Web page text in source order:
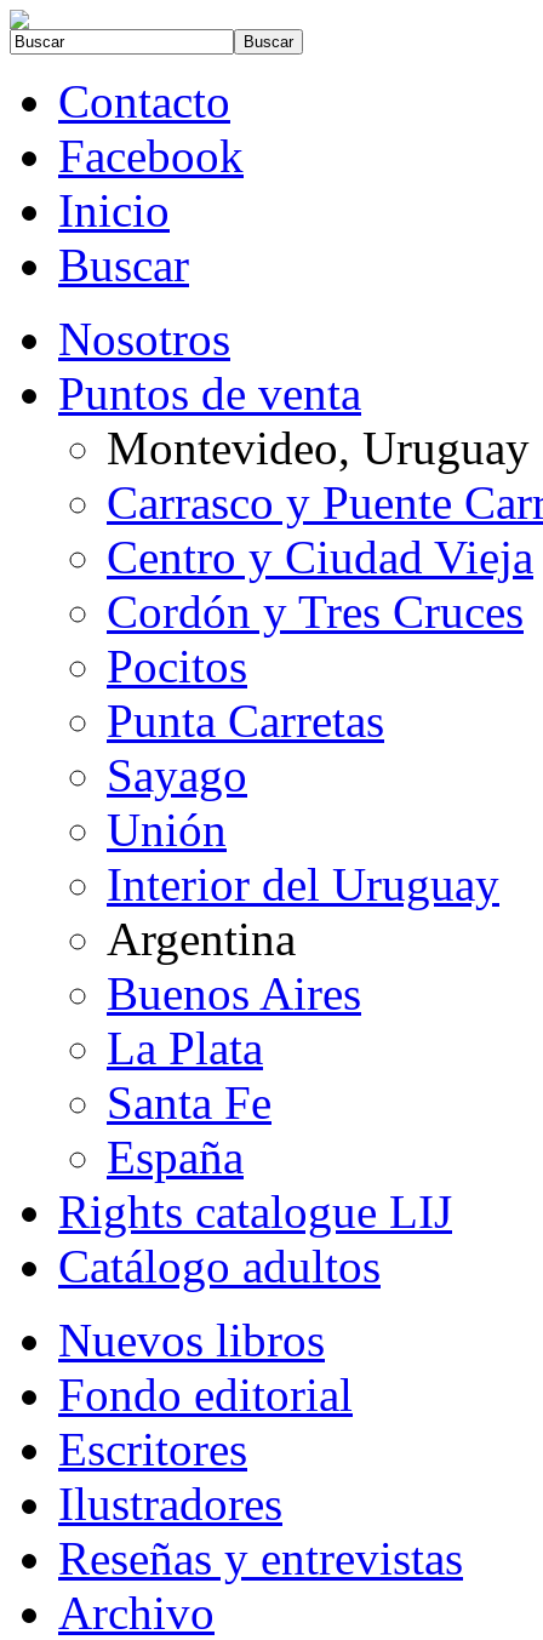
Contacto
Facebook
Inicio
Buscar
Nosotros
Puntos de venta
Montevideo, Uruguay
Carrasco y Puente
Centro y Ciudad Vieja
Cordón y Tres Cruces
Pocitos
Punta Carretas
Sayago
Unión
Interior del Uruguay
Argentina
Buenos Aires
La Plata
Santa Fe
España
Rights catalogue LIJ
Catálogo adultos
Nuevos libros
Fondo editorial
Escritores
Ilustradores
Reseñas y entrevistas
Archivo